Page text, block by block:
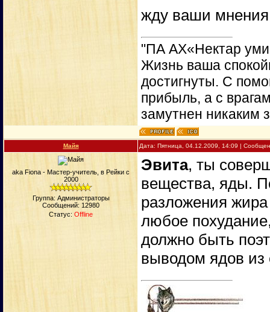
жду ваши
"ПА АХ«Нектар
Жизнь ваша
достигнуты. С
прибыль, а с
замутнен никаким
Майя Дата: Пятница, 04.12.2009, 14:09 |
aka Fiona - Мастер-учитель, в Рейки с
2000
Группа: Администраторы
Сообщений: 12980
Статус: Offline
Эвита, ты
вещества, яды.
разложения
любое
должно быть
выводом ядов из